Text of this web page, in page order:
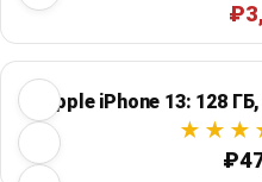
Apple iPhone 13: 128